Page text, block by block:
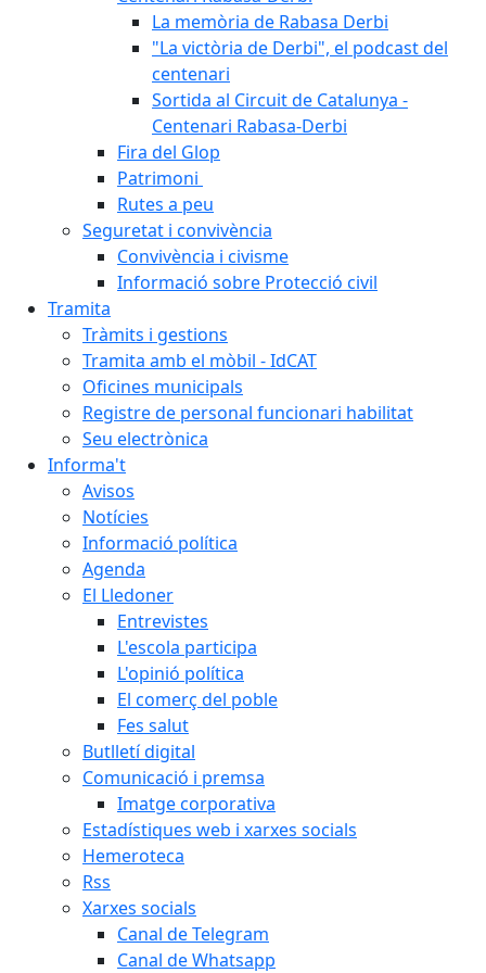
La memòria de Rabasa Derbi
"La victòria de Derbi", el podcast del
centenari
Sortida al Circuit de Catalunya -
Centenari Rabasa-Derbi
Fira del Glop
Patrimoni
Rutes a peu
Seguretat i convivència
Convivència i civisme
Informació sobre Protecció civil
Tramita
Tràmits i gestions
Tramita amb el mòbil - IdCAT
Oficines municipals
Registre de personal funcionari habilitat
Seu electrònica
Informa't
Avisos
Notícies
Informació política
Agenda
El Lledoner
Entrevistes
L'escola participa
L'opinió política
El comerç del poble
Fes salut
Butlletí digital
Comunicació i premsa
Imatge corporativa
Estadístiques web i xarxes socials
Hemeroteca
Rss
Xarxes socials
Canal de Telegram
Canal de Whatsapp